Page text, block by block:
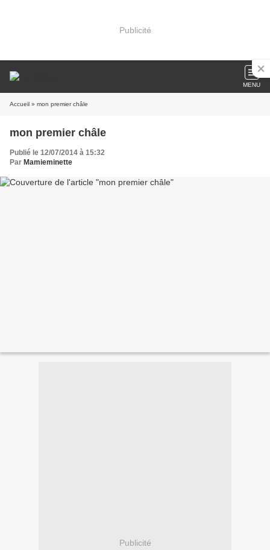
Publicité
MENU
Accueil » mon premier châle
mon premier châle
Publié le 12/07/2014 à 15:32
Par Mamieminette
Publicité